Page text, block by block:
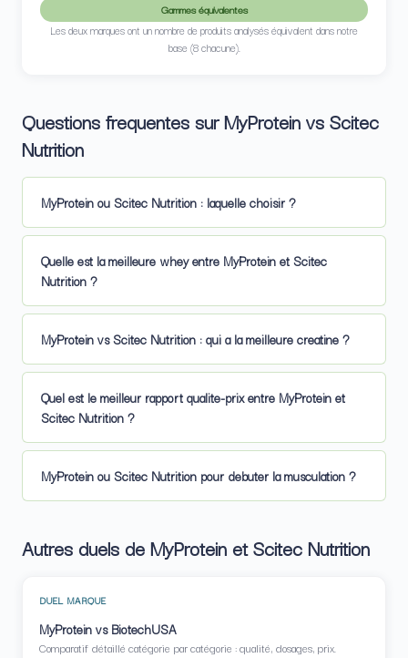
Gammes équivalentes
Les deux marques ont un nombre de produits analysés équivalent dans notre
base (8 chacune).
Questions frequentes sur MyProtein vs Scitec
Nutrition
MyProtein ou Scitec Nutrition : laquelle choisir ?
Quelle est la meilleure whey entre MyProtein et Scitec
Nutrition ?
MyProtein vs Scitec Nutrition : qui a la meilleure creatine ?
Quel est le meilleur rapport qualite-prix entre MyProtein et
Scitec Nutrition ?
MyProtein ou Scitec Nutrition pour debuter la musculation ?
Autres duels de MyProtein et Scitec Nutrition
DUEL MARQUE
MyProtein vs BiotechUSA
Comparatif détaillé catégorie par catégorie : qualité, dosages, prix.